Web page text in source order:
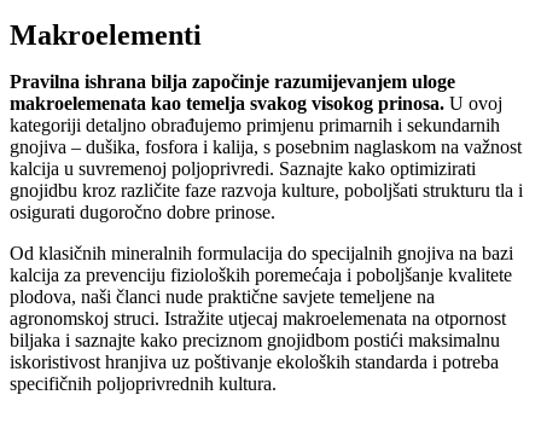
Makroelementi
Pravilna ishrana bilja započinje razumijevanjem uloge
makroelemenata kao temelja svakog visokog prinosa. U ovoj
kategoriji detaljno obrađujemo primjenu primarnih i sekundarnih
gnojiva – dušika, fosfora i kalija, s posebnim naglaskom na važnost
kalcija u suvremenoj poljoprivredi. Saznajte kako optimizirati
gnojidbu kroz različite faze razvoja kulture, poboljšati strukturu tla i
osigurati dugoročno dobre prinose.
Od klasičnih mineralnih formulacija do specijalnih gnojiva na bazi
kalcija za prevenciju fizioloških poremećaja i poboljšanje kvalitete
plodova, naši članci nude praktične savjete temeljene na
agronomskoj struci. Istražite utjecaj makroelemenata na otpornost
biljaka i saznajte kako preciznom gnojidbom postići maksimalnu
iskoristivost hranjiva uz poštivanje ekoloških standarda i potreba
specifičnih poljoprivrednih kultura.